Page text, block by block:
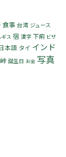
食事 台湾 ジュース
ギス 宿 漢字 下痢 ビザ
日本語 タイ インド
峠 誕生日 お金 写真